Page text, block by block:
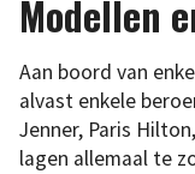
Modellen
Aan boord van
alvast enkele
Jenner, Paris
lagen allemaal te